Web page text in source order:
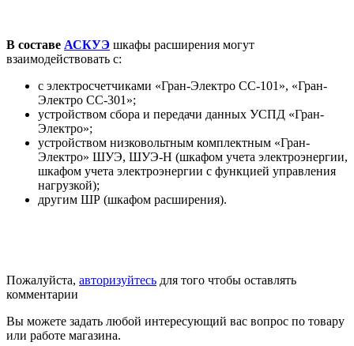
В составе АСКУЭ шкафы расширения могут
взаимодействовать с:
с электросчетчиками «Гран-Электро СС-101», «Гран-
Электро СС-301»;
устройством сбора и передачи данных УСПД «Гран-
Электро»;
устройством низковольтным комплектным «Гран-
Электро» ШУЭ, ШУЭ-Н (шкафом учета электроэнергии,
шкафом учета электроэнергии с функцией управления
нагрузкой);
другим ШР (шкафом расширения).
Пожалуйста, авторизуйтесь для того чтобы оставлять
комментарии
Вы можете задать любой интересующий вас вопрос по товару
или работе магазина.